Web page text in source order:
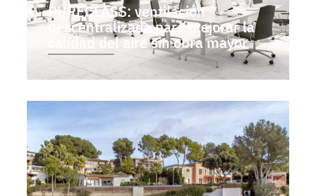
PURECLASS: ventilación
descentralizada para mejorar la
calidad del aire sin obra mayor